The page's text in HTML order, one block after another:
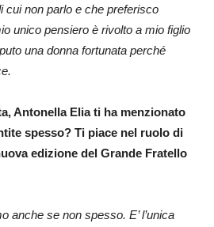
cui non parlo e che preferisco
unico pensiero è rivolto a mio figlio
una donna fortunata perché
Antonella Elia ti ha menzionato
spesso? Ti piace nel ruolo di
edizione del Grande Fratello
anche se non spesso. E’ l’unica